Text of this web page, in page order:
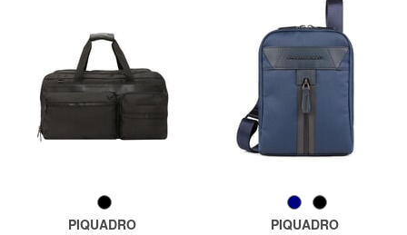
PIQUADRO
PIQUADRO